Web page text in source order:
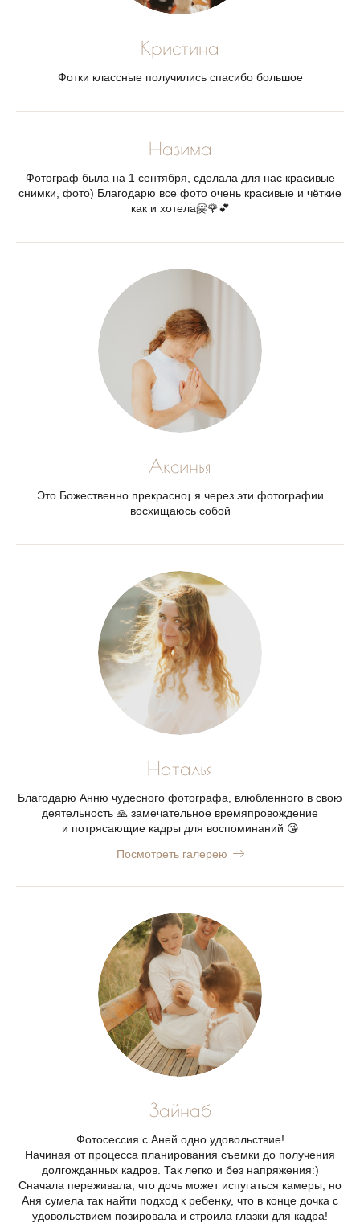
Кристина
Фотки классные получились спасибо большое
Назима
Фотограф была на 1 сентября, сделала для нас красивые
снимки, фото) Благодарю все фото очень красивые и чëткие
как и хотела🤗🌹💕
Аксинья
Это Божественно прекрасно¡ я через эти фотографии
восхищаюсь собой
Наталья
Благодарю Анню чудесного фотографа, влюбленного в свою
деятельность 🙏 замечательное времяпровождение
и потрясающие кадры для воспоминаний 😘
Посмотреть галерею
Зайнаб
Фотосессия с Аней одно удовольствие!
Начиная от процесса планирования съемки до получения
долгожданных кадров. Так легко и без напряжения:)
Сначала переживала, что дочь может испугаться камеры, но
Аня сумела так найти подход к ребенку, что в конце дочка с
удовольствием позировала и строила глазки для кадра!